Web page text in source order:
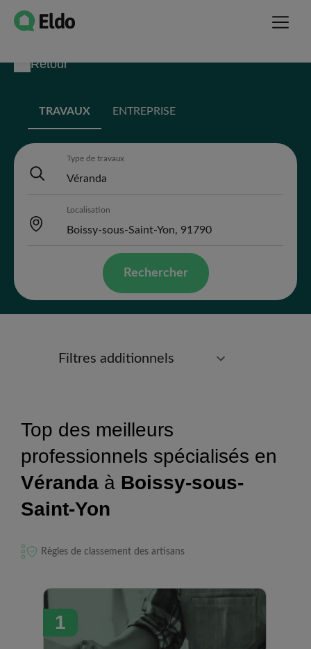
Retour
TRAVAUX ENTREPRISE
Type de travaux
Localisation
Rechercher
Filtres additionnels
Top des meilleurs
professionnels spécialisés en
Véranda à Boissy-sous-
Saint-Yon
Règles de classement des artisans
1